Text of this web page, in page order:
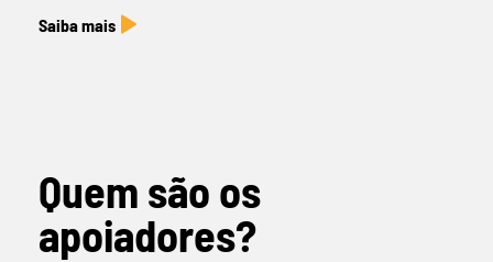
Saiba mais
Quem são os
apoiadores?